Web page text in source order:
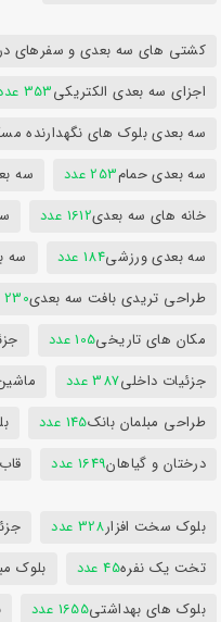
کشتی های سه بعدی و سفرهای
اجزای سه بعدی الکتریکی353 عدد
سه بعدی بلوک های نگهدارنده
سه بعدی حمام253 عدد سه
خانه های سه بعدی1612 عدد
سه بعدی ورزشی184 عدد سه
طراحی تریدی بافت سه بعدی230 عدد
مکان های تاریخی105 عدد
جزئیات داخلی387 عدد
طراحی مبلمان بانک145 عدد
درختان و گیاهان1649 عدد
بلوک سخت افزار328 عدد
تخت یک نفره45 عدد بلوک
بلوک های بهداشتی1655 عدد